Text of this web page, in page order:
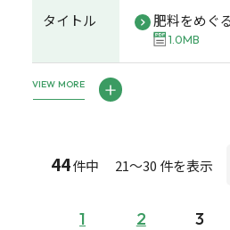
タイトル 肥料をめぐ
1.0MB
VIEW MORE
44件中 21～30 件を表示
1 2 3